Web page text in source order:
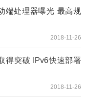
端处理器曝光 最高规
2018-11-26
得突破 IPv6快速部署
2018-11-26